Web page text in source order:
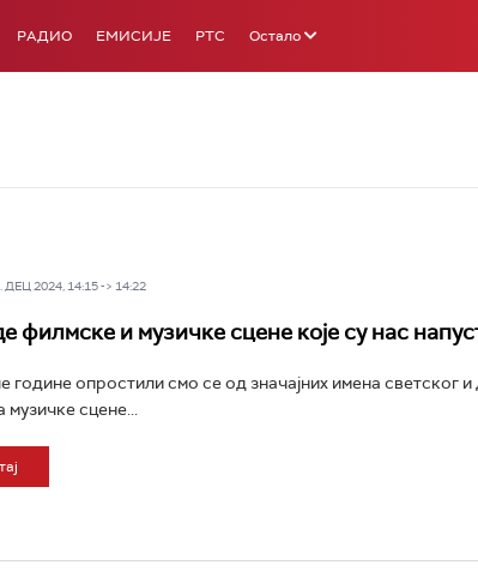
РАДИО ЕМИСИЈЕ РТС Остало
2024, 14:15 -> 14:22
филмске и музичке сцене које су нас
године опростили смо се од значајних имена светског
музичке сцене...